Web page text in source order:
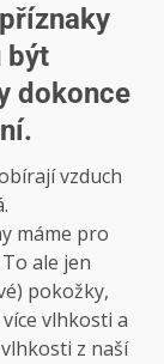
být
dokonce
vzduch
máme pro
ale jen
pokožky,
vlhkosti a
z naší